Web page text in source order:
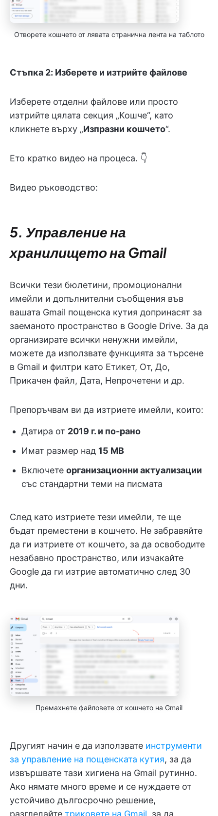
Отворете кошчето от лявата странична лента на таблото
Стъпка 2: Изберете и изтрийте файлове
Изберете отделни файлове или просто
изтрийте цялата секция „Кошче“, като
кликнете върху „Изпразни кошчето“.
Ето кратко видео на процеса. 👇
Видео ръководство:
5. Управление на
хранилището на Gmail
Всички тези бюлетини, промоционални
имейли и допълнителни съобщения във
вашата Gmail пощенска кутия допринасят за
заеманото пространство в Google Drive. За да
организирате всички ненужни имейли,
можете да използвате функцията за търсене
в Gmail и филтри като Етикет, От, До,
Прикачен файл, Дата, Непрочетени и др.
Препоръчвам ви да изтриете имейли, които:
Датира от 2019 г. и по-рано
Имат размер над 15 MB
Включете организационни актуализации
със стандартни теми на писмата
След като изтриете тези имейли, те ще
бъдат преместени в кошчето. Не забравяйте
да ги изтриете от кошчето, за да освободите
незабавно пространство, или изчакайте
Google да ги изтрие автоматично след 30
дни.
Премахнете файловете от кошчето на Gmail
Другият начин е да използвате инструменти
за управление на пощенската кутия, за да
извършвате тази хигиена на Gmail рутинно.
Ако нямате много време и се нуждаете от
устойчиво дългосрочно решение,